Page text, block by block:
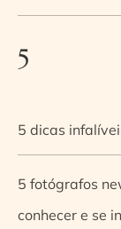
5
5 dicas
5 fotógrafos
conhecer e se